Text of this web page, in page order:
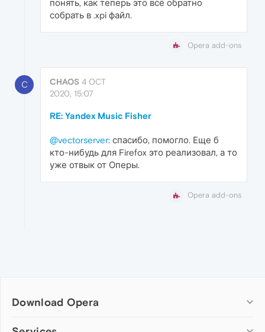
понять, как теперь это всё обратно
собрать в .xpi файл.
Opera add-ons
C CHAOS 4 OCT
2020, 15:07
RE: Yandex Music Fisher
@vectorserver: спасибо, помогло. Еще б
кто-нибудь для Firefox это реализовал, а то
уже отвык от Оперы.
Opera add-ons
Download Opera
Computer browsers